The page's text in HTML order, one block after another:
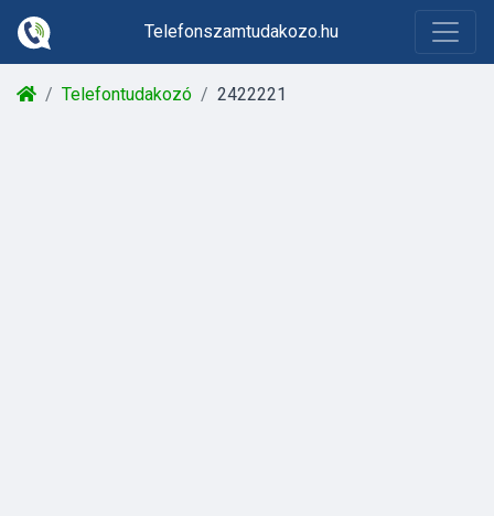
Telefonszamtudakozo.hu
Telefontudakozó 2422221